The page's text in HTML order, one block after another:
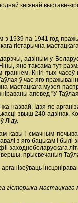
кніжнай выставе-
1939 па 1941 год
гістарычна-
адзіным у
яно таксама тут
Кнігі тых
ў час яго
мастацкага музея
аповед "У
назвай. Ідэя яе
звыш 240 адзінак.
Ліду.
кавы і смачным
з яго бацькам і
заходнебеларускага
прысвечаныя
гісторыка-мастацкага